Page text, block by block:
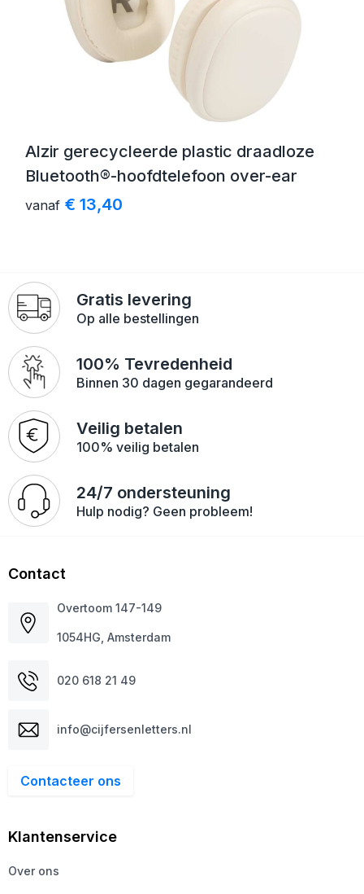
Alzir gerecycleerde plastic draadloze
Bluetooth®-hoofdtelefoon over-ear
vanaf € 13,40
Gratis levering
Op alle bestellingen
100% Tevredenheid
Binnen 30 dagen gegarandeerd
Veilig betalen
100% veilig betalen
24/7 ondersteuning
Hulp nodig? Geen probleem!
Contact
Overtoom 147-149
1054HG, Amsterdam
020 618 21 49
info@cijfersenletters.nl
Contacteer ons
Klantenservice
Over ons